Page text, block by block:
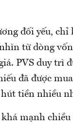
đối yếu, chỉ
từ dòng
PVS duy trì
đã được
tiền nhiều
mạnh chiều